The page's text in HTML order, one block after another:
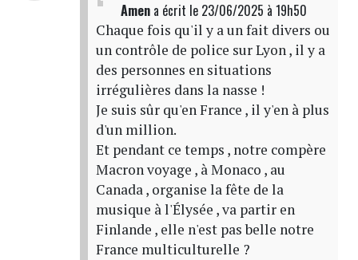
Amena écrit le 23/06/2025 à 19h50
Chaque fois qu'il y a un fait divers ou
un contrôle de police sur Lyon , il y a
des personnes en situations
irrégulières dans la nasse !
Je suis sûr qu'en France , il y'en à plus
d'un million.
Et pendant ce temps , notre compère
Macron voyage , à Monaco , au
Canada , organise la fête de la
musique à l'Élysée , va partir en
Finlande , elle n'est pas belle notre
France multiculturelle ?